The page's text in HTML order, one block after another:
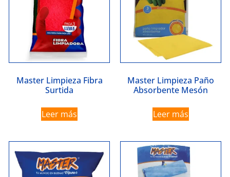
Master Limpieza Fibra
Surtida
Leer más
Master Limpieza Paño
Absorbente Mesón
Leer más